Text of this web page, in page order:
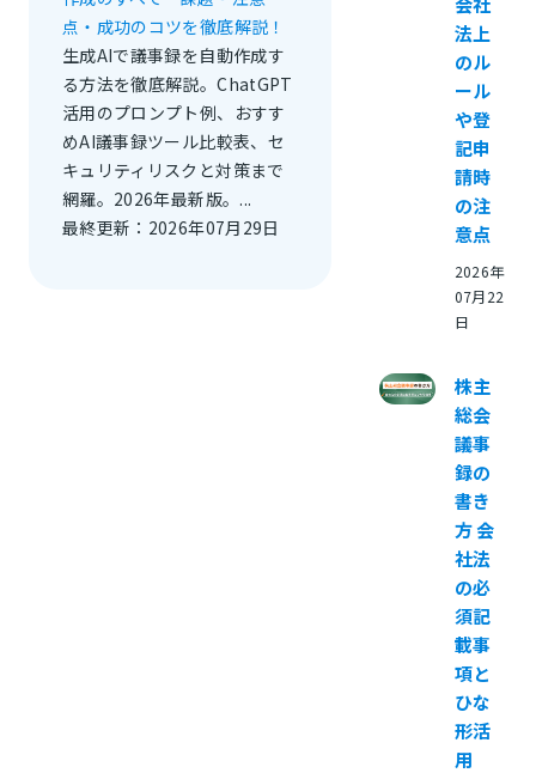
点・成功のコツを徹底解説！
生成AIで議事録を自動作成す
る方法を徹底解説。ChatGPT
活用のプロンプト例、おすす
めAI議事録ツール比較表、セ
キュリティリスクと対策まで
網羅。2026年最新版。...
最終更新：2026年07月29日
法上
のル
ール
や登
記申
請時
の注
意点
2026年
07月22
日
株主
総会
議事
録の
書き
方 会
社法
の必
須記
載事
項と
ひな
形活
用